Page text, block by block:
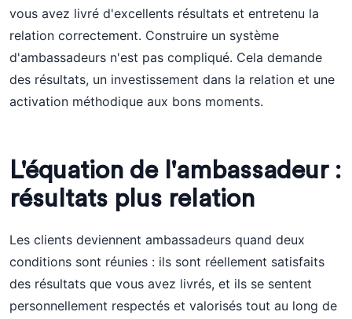
vous avez livré d'excellents résultats et entretenu la
relation correctement. Construire un système
d'ambassadeurs n'est pas compliqué. Cela demande
des résultats, un investissement dans la relation et une
activation méthodique aux bons moments.
L'équation de l'ambassadeur :
résultats plus relation
Les clients deviennent ambassadeurs quand deux
conditions sont réunies : ils sont réellement satisfaits
des résultats que vous avez livrés, et ils se sentent
personnellement respectés et valorisés tout au long de